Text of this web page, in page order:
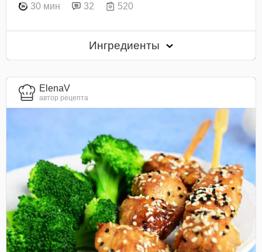
30 мин 32 520
Ингредиенты
ElenaV
автор рецепта